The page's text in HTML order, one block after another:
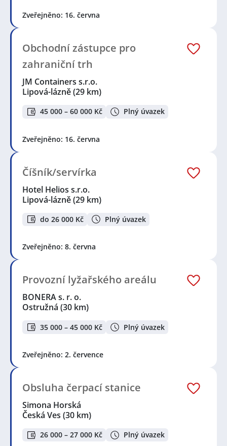
Zveřejněno: 16. června
Obchodní zástupce pro
zahraniční trh
JM Containers s.r.o.
Lipová-lázně(29 km)
45 000 – 60 000 Kč Plný úvazek
Zveřejněno: 16. června
Číšník/servírka
Hotel Helios s.r.o.
Lipová-lázně(29 km)
do 26 000 Kč Plný úvazek
Zveřejněno: 8. června
Provozní lyžařského areálu
BONERA s. r. o.
Ostružná (30 km)
35 000 – 45 000 Kč Plný úvazek
Zveřejněno: 2. července
Obsluha čerpací stanice
Simona Horská
Česká Ves (30 km)
26 000 – 27 000 Kč Plný úvazek